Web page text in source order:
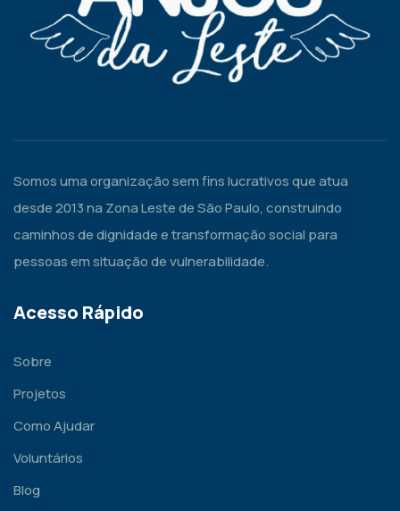
Somos uma organização sem fins lucrativos que atua
desde 2013 na Zona Leste de São Paulo, construindo
caminhos de dignidade e transformação social para
pessoas em situação de vulnerabilidade.
Acesso Rápido
Sobre
Projetos
Como Ajudar
Voluntários
Blog